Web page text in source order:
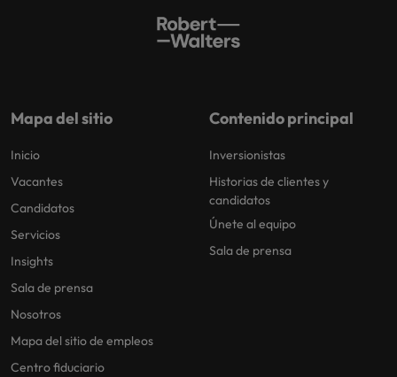
Mapa del sitio
Inicio
Vacantes
Candidatos
Servicios
Insights
Sala de prensa
Nosotros
Mapa del sitio de empleos
Centro fiduciario
Contenido principal
Inversionistas
Historias de clientes y
candidatos
Únete al equipo
Sala de prensa